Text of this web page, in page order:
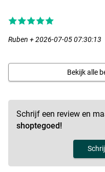
Ruben + 2026-07-05 07:30:13
Bekijk alle
Schrijf een review en
shoptegoed!